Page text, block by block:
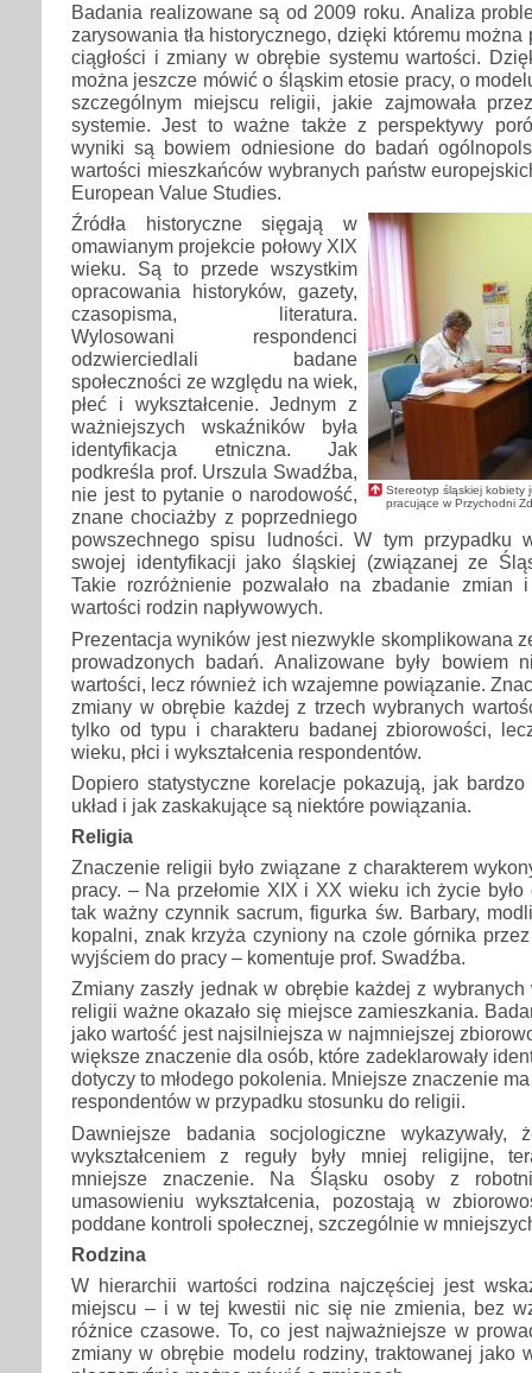
Badania realizowane są od 2009 roku. Analiza
zarysowania tła historycznego, dzięki któremu
ciągłości i zmiany w obrębie systemu wartości.
można jeszcze mówić o śląskim etosie pracy, o
szczególnym miejscu religii, jakie zajmowała
systemie. Jest to ważne także z perspektywy
wyniki są bowiem odniesione do badań
wartości mieszkańców wybranych państw
European Value Studies.
Stereotyp śląskiej kobiety
pracujące w Przychodni
Źródła historyczne sięgają w
omawianym projekcie połowy XIX
wieku. Są to przede wszystkim
opracowania historyków, gazety,
czasopisma, literatura.
Wylosowani respondenci
odzwierciedlali badane
społeczności ze względu na wiek,
płeć i wykształcenie. Jednym z
ważniejszych wskaźników była
identyfikacja etniczna. Jak
podkreśla prof. Urszula Swadźba,
nie jest to pytanie o narodowość,
znane chociażby z poprzedniego
powszechnego spisu ludności. W tym przypadku
swojej identyfikacji jako śląskiej (związanej ze
Takie rozróżnienie pozwalało na zbadanie zmian
wartości rodzin napływowych.
Prezentacja wyników jest niezwykle skomplikowana
prowadzonych badań. Analizowane były bowiem
wartości, lecz również ich wzajemne powiązanie.
zmiany w obrębie każdej z trzech wybranych
tylko od typu i charakteru badanej zbiorowości,
wieku, płci i wykształcenia respondentów.
Dopiero statystyczne korelacje pokazują, jak
układ i jak zaskakujące są niektóre powiązania.
Religia
Znaczenie religii było związane z charakterem
pracy. – Na przełomie XIX i XX wieku ich życie
tak ważny czynnik sacrum, figurka św. Barbary,
kopalni, znak krzyża czyniony na czole górnika
wyjściem do pracy – komentuje prof. Swadźba.
Zmiany zaszły jednak w obrębie każdej z
religii ważne okazało się miejsce zamieszkania.
jako wartość jest najsilniejsza w najmniejszej
większe znaczenie dla osób, które zadeklarowały
dotyczy to młodego pokolenia. Mniejsze znaczenie
respondentów w przypadku stosunku do religii.
Dawniejsze badania socjologiczne
wykształceniem z reguły były mniej religijne,
mniejsze znaczenie. Na Śląsku osoby z
umasowieniu wykształcenia, pozostają w
poddane kontroli społecznej, szczególnie w
Rodzina
W hierarchii wartości rodzina najczęściej jest
miejscu – i w tej kwestii nic się nie zmienia, bez
różnice czasowe. To, co jest najważniejsze w
zmiany w obrębie modelu rodziny, traktowanej jako